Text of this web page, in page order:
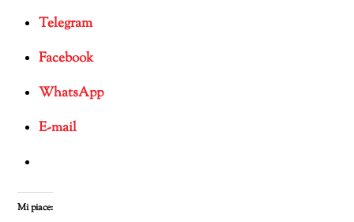
Telegram
Facebook
WhatsApp
E-mail
Mi piace: